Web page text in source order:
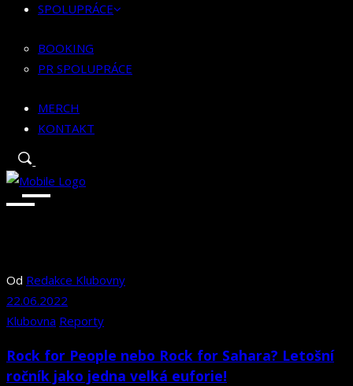
MERCH
SPOLUPRÁCE
BOOKING
PR SPOLUPRÁCE
MERCH
KONTAKT
Od Redakce Klubovny
22.06.2022
Klubovna Reporty
Rock for People nebo Rock for Sahara? Letošní
ročník jako jedna velká euforie!